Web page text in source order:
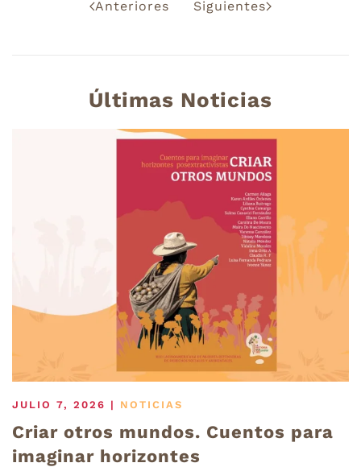
Anteriores Siguientes
Últimas Noticias
JULIO 7, 2026 | NOTICIAS
Criar otros mundos. Cuentos para
imaginar horizontes